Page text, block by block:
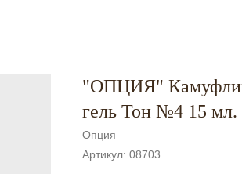
"ОПЦИЯ"
гель Тон №4 15 мл.
Опция
Артикул: 08703